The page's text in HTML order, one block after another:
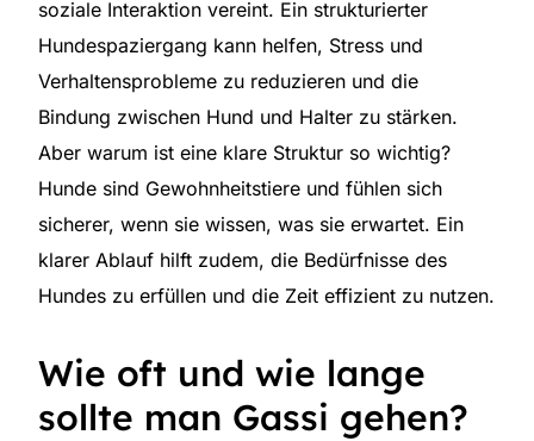
soziale Interaktion vereint. Ein strukturierter
Hundespaziergang kann helfen, Stress und
Verhaltensprobleme zu reduzieren und die
Bindung zwischen Hund und Halter zu stärken.
Aber warum ist eine klare Struktur so wichtig?
Hunde sind Gewohnheitstiere und fühlen sich
sicherer, wenn sie wissen, was sie erwartet. Ein
klarer Ablauf hilft zudem, die Bedürfnisse des
Hundes zu erfüllen und die Zeit effizient zu nutzen.
Wie oft und wie lange
sollte man Gassi gehen?